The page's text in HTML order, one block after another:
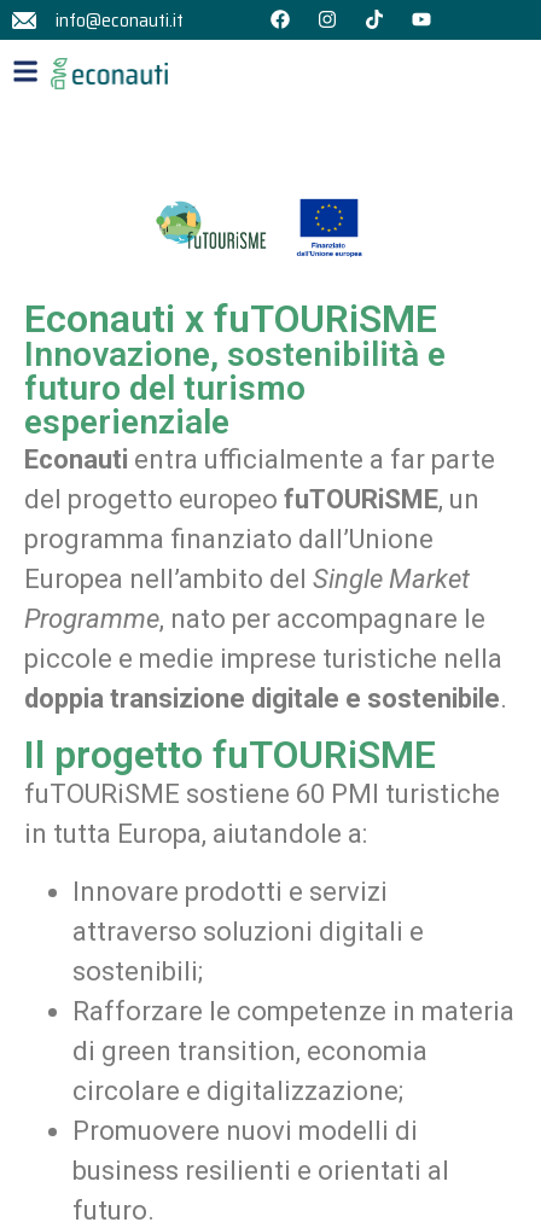
info@econauti.it
Econauti x fuTOURiSME
Innovazione, sostenibilità e
futuro del turismo
esperienziale
Econauti entra ufficialmente a far parte
del progetto europeo fuTOURiSME, un
programma finanziato dall’Unione
Europea nell’ambito del Single Market
Programme, nato per accompagnare le
piccole e medie imprese turistiche nella
doppia transizione digitale e sostenibile.
Il progetto fuTOURiSME
fuTOURiSME sostiene 60 PMI turistiche
in tutta Europa, aiutandole a:
Innovare prodotti e servizi
attraverso soluzioni digitali e
sostenibili;
Rafforzare le competenze in materia
di green transition, economia
circolare e digitalizzazione;
Promuovere nuovi modelli di
business resilienti e orientati al
futuro.